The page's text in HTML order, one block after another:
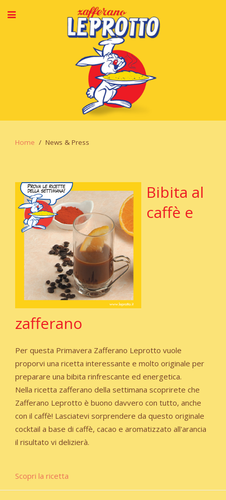
Home News & Press
Bibita al
caffè e
zafferano
Per questa Primavera Zafferano Leprotto vuole
proporvi una ricetta interessante e molto originale per
preparare una bibita rinfrescante ed energetica.
Nella ricetta zafferano della settimana scoprirete che
Zafferano Leprotto è buono davvero con tutto, anche
con il caffè! Lasciatevi sorprendere da questo originale
cocktail a base di caffè, cacao e aromatizzato all'arancia
il risultato vi delizierà.
Scopri la ricetta